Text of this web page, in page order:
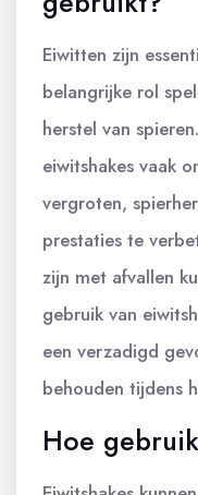
Eiwitten zijn
belangrijke rol
herstel van
eiwitshakes vaak
vergroten,
prestaties te
zijn met afvallen
gebruik van
een verzadigd
behouden tijdens
Hoe